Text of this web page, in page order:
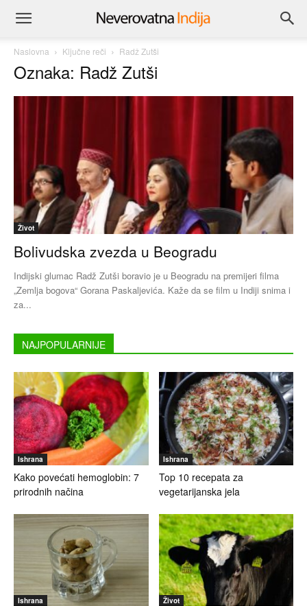
Naslovna Ključne reči Radž Zutši
Oznaka: Radž Zutši
Život
Bolivudska zvezda u Beogradu
Indijski glumac Radž Zutši boravio je u Beogradu na premijeri filma
„Zemlja bogova“ Gorana Paskaljevića. Kaže da se film u Indiji snima i
za...
NAJPOPULARNIJE
Ishrana
Kako povećati hemoglobin: 7
prirodnih načina
Ishrana
Top 10 recepata za
vegetarijanska jela
Ishrana Život